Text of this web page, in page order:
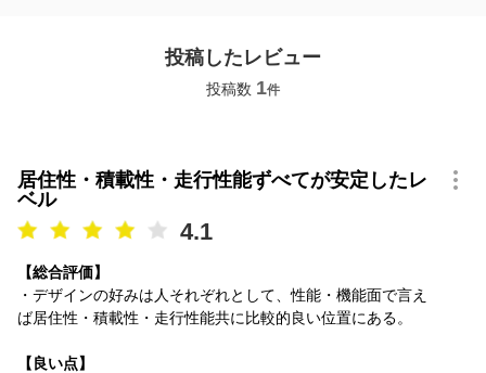
投稿したレビュー
投稿数 1件
居住性・積載性・走行性能ずべてが安定したレ
ベル
4.1
【総合評価】
・デザインの好みは人それぞれとして、性能・機能面で言え
ば居住性・積載性・走行性能共に比較的良い位置にある。
【良い点】